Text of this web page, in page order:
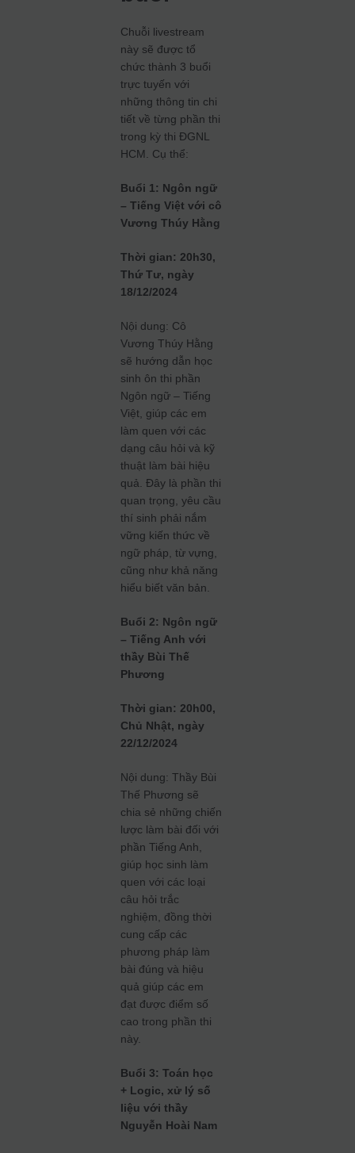
Chuỗi livestream
này sẽ được tổ
chức thành 3 buổi
trực tuyến với
những thông tin chi
tiết về từng phần thi
trong kỳ thi ĐGNL
HCM. Cụ thể:
Buổi 1: Ngôn ngữ
– Tiếng Việt với cô
Vương Thúy Hằng
Thời gian: 20h30,
Thứ Tư, ngày
18/12/2024
Nội dung: Cô
Vương Thúy Hằng
sẽ hướng dẫn học
sinh ôn thi phần
Ngôn ngữ – Tiếng
Việt, giúp các em
làm quen với các
dạng câu hỏi và kỹ
thuật làm bài hiệu
quả. Đây là phần thi
quan trọng, yêu cầu
thí sinh phải nắm
vững kiến thức về
ngữ pháp, từ vựng,
cũng như khả năng
hiểu biết văn bản.
Buổi 2: Ngôn ngữ
– Tiếng Anh với
thầy Bùi Thế
Phương
Thời gian: 20h00,
Chủ Nhật, ngày
22/12/2024
Nội dung: Thầy Bùi
Thế Phương sẽ
chia sẻ những chiến
lược làm bài đối với
phần Tiếng Anh,
giúp học sinh làm
quen với các loại
câu hỏi trắc
nghiệm, đồng thời
cung cấp các
phương pháp làm
bài đúng và hiệu
quả giúp các em
đạt được điểm số
cao trong phần thi
này.
Buổi 3: Toán học
+ Logic, xử lý số
liệu với thầy
Nguyễn Hoài Nam